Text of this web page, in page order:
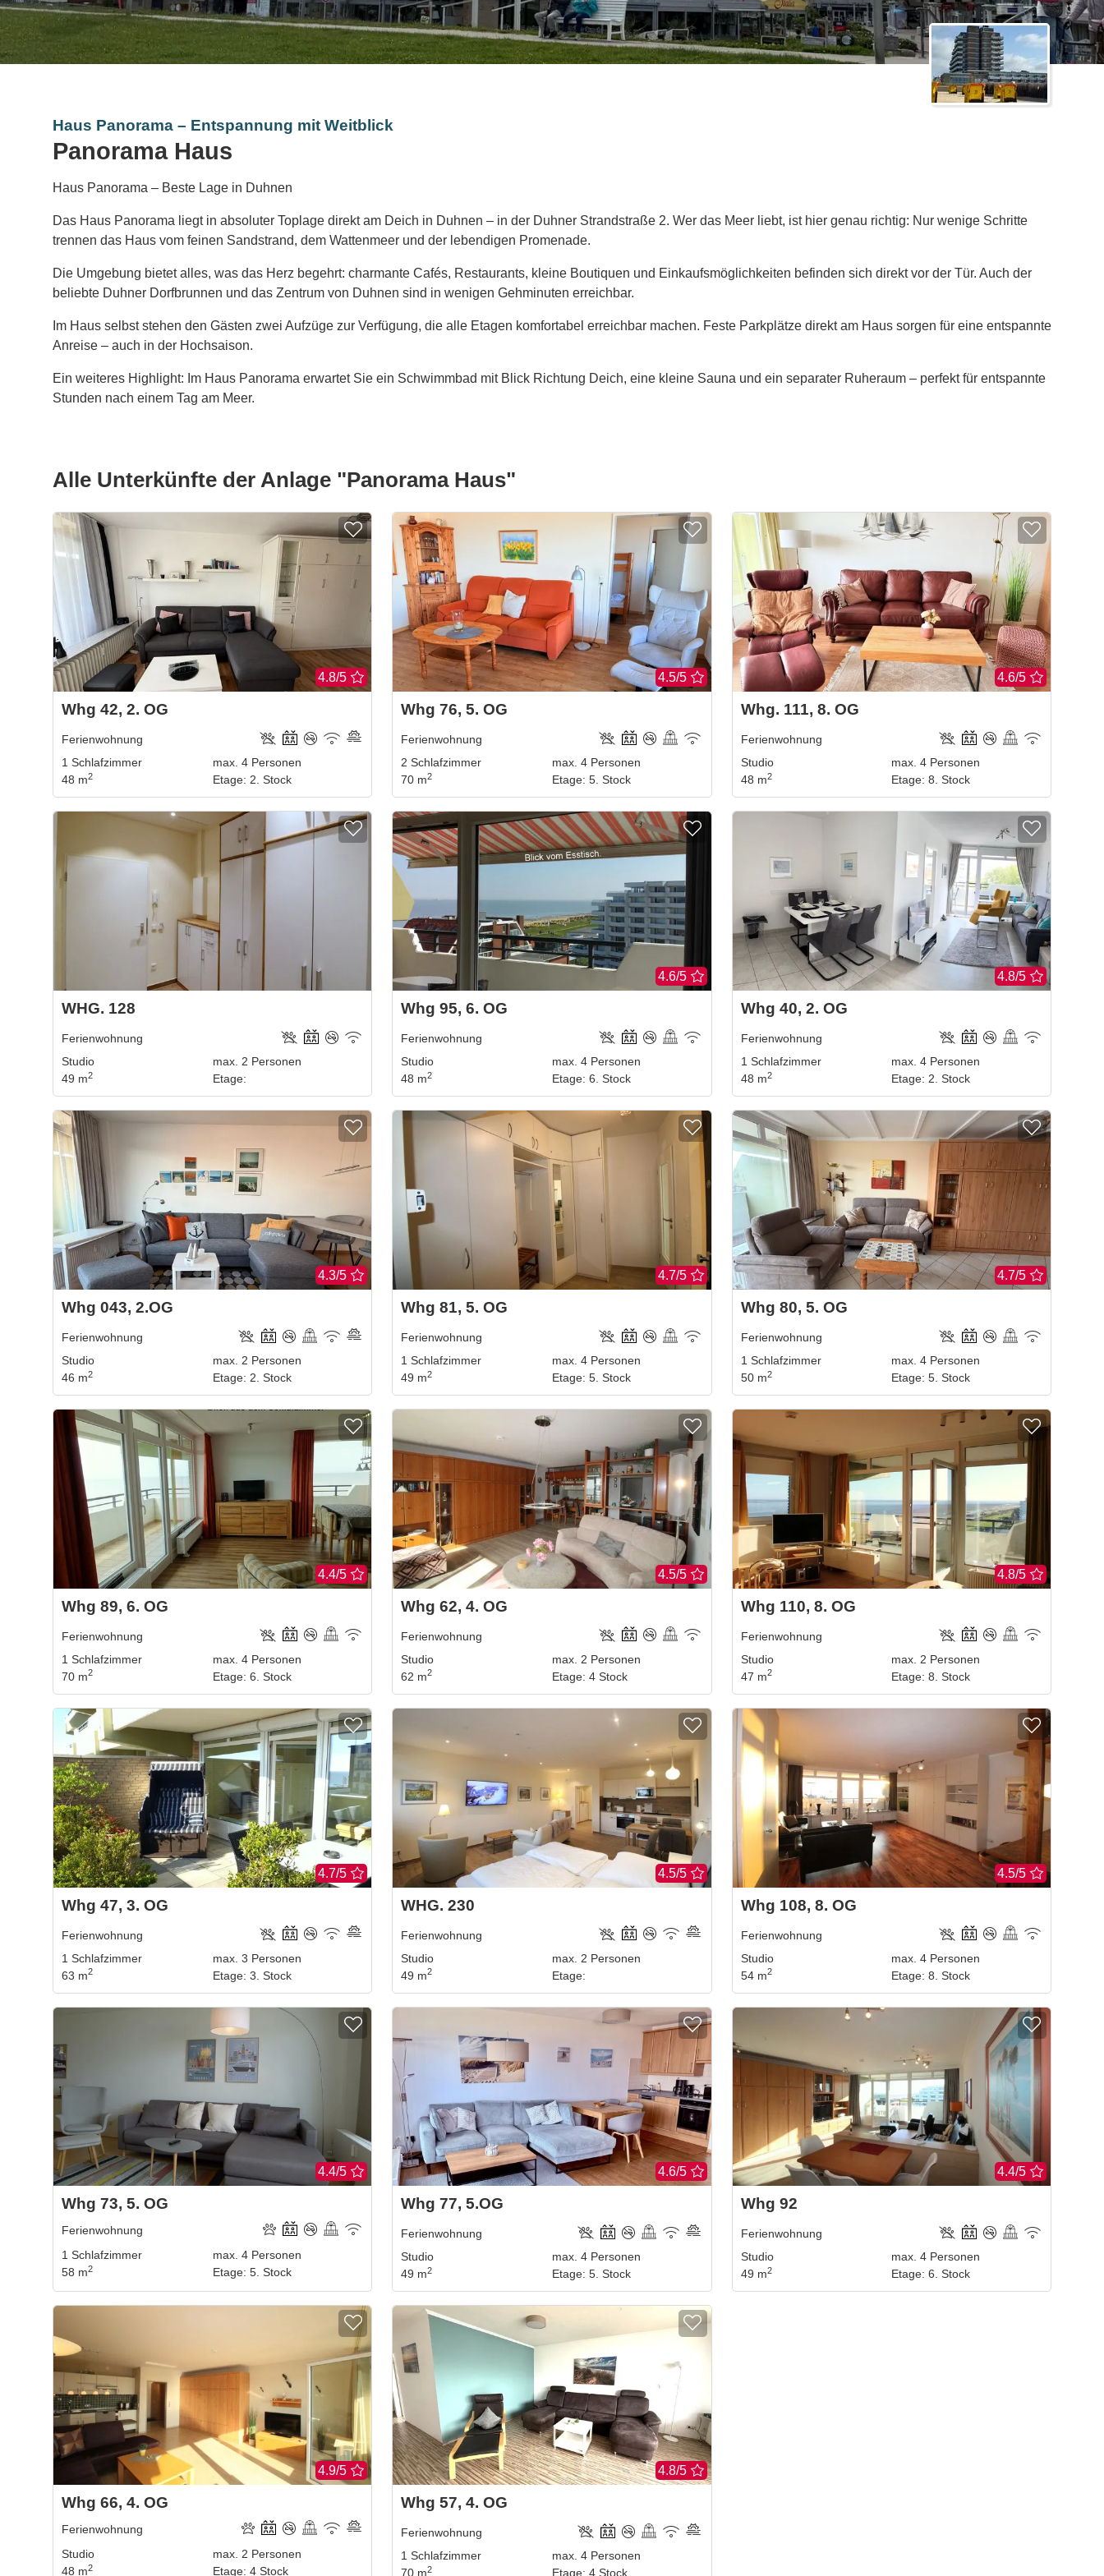
Haus Panorama – Entspannung mit Weitblick
Panorama Haus
Haus Panorama – Beste Lage in Duhnen
Das Haus Panorama liegt in absoluter Toplage direkt am Deich in Duhnen – in der Duhner Strandstraße 2. Wer das Meer liebt, ist hier genau richtig: Nur wenige Schritte
trennen das Haus vom feinen Sandstrand, dem Wattenmeer und der lebendigen Promenade.
Die Umgebung bietet alles, was das Herz begehrt: charmante Cafés, Restaurants, kleine Boutiquen und Einkaufsmöglichkeiten befinden sich direkt vor der Tür. Auch der
beliebte Duhner Dorfbrunnen und das Zentrum von Duhnen sind in wenigen Gehminuten erreichbar.
Im Haus selbst stehen den Gästen zwei Aufzüge zur Verfügung, die alle Etagen komfortabel erreichbar machen. Feste Parkplätze direkt am Haus sorgen für eine entspannte
Anreise – auch in der Hochsaison.
Ein weiteres Highlight: Im Haus Panorama erwartet Sie ein Schwimmbad mit Blick Richtung Deich, eine kleine Sauna und ein separater Ruheraum – perfekt für entspannte
Stunden nach einem Tag am Meer.
Alle Unterkünfte der Anlage "Panorama Haus"
4.8/5
Whg 42, 2. OG
Ferienwohnung
1 Schlafzimmer
48 m2
max. 4 Personen
Etage: 2. Stock
4.5/5
Whg 76, 5. OG
Ferienwohnung
2Schlafzimmer
70 m2
max. 4 Personen
Etage: 5. Stock
4.6/5
Whg. 111, 8. OG
Ferienwohnung
Studio
48 m2
max. 4 Personen
Etage:8. Stock
WHG. 128
Ferienwohnung
Studio
49 m2
max. 2 Personen
Etage:
4.6/5
Whg 95, 6. OG
Ferienwohnung
Studio
48 m2
max. 4 Personen
Etage: 6. Stock
4.8/5
Whg 40, 2. OG
Ferienwohnung
1 Schlafzimmer
48 m2
max. 4 Personen
Etage: 2. Stock
4.3/5
Whg 043, 2.OG
Ferienwohnung
Studio
46 m2
max. 2 Personen
Etage: 2. Stock
4.7/5
Whg 81, 5. OG
Ferienwohnung
1Schlafzimmer
49 m2
max. 4 Personen
Etage: 5. Stock
4.7/5
Whg 80, 5. OG
Ferienwohnung
1 Schlafzimmer
50 m2
max. 4 Personen
Etage:5. Stock
4.4/5
Whg 89, 6. OG
Ferienwohnung
1 Schlafzimmer
70 m2
max. 4 Personen
Etage: 6. Stock
4.5/5
Whg 62, 4. OG
Ferienwohnung
Studio
62 m2
max. 2 Personen
Etage: 4 Stock
4.8/5
Whg 110, 8. OG
Ferienwohnung
Studio
47 m2
max. 2 Personen
Etage:8. Stock
4.7/5
Whg 47, 3. OG
Ferienwohnung
1 Schlafzimmer
63 m2
max. 3 Personen
Etage: 3. Stock
4.5/5
WHG. 230
Ferienwohnung
Studio
49 m2
max. 2 Personen
Etage:
4.5/5
Whg 108, 8. OG
Ferienwohnung
Studio
54 m2
max. 4 Personen
Etage:8. Stock
4.4/5
Whg 73, 5. OG
Ferienwohnung
1 Schlafzimmer
58 m2
max. 4 Personen
Etage: 5. Stock
4.6/5
Whg 77, 5.OG
Ferienwohnung
Studio
49 m2
max. 4 Personen
Etage: 5. Stock
4.4/5
Whg 92
Ferienwohnung
Studio
49 m2
max. 4 Personen
Etage:6. Stock
4.9/5
Whg 66, 4. OG
Ferienwohnung
Studio
48 m2
max. 2 Personen
Etage: 4 Stock
4.8/5
Whg 57, 4. OG
Ferienwohnung
1Schlafzimmer
70 m2
max. 4 Personen
Etage: 4 Stock